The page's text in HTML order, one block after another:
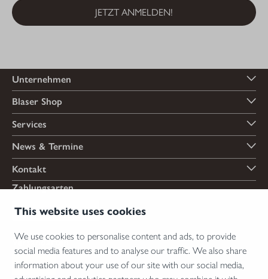
This website uses cookies
We use cookies to personalise content and ads, to provide
social media features and to analyse our traffic. We also share
information about your use of our site with our social media,
JETZT ANMELDEN!
Unternehmen
Blaser Shop
Services
News & Termine
Kontakt
Zahlungsarten
Versandarten